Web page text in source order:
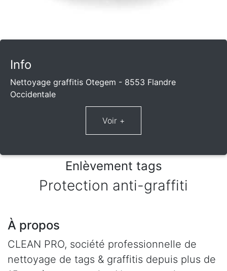
Info
Nettoyage graffitis Otegem - 8553 Flandre
Occidentale
Enlèvement tags
Protection anti-graffiti
À propos
CLEAN PRO, société professionnelle de
nettoyage de tags & graffitis depuis plus de